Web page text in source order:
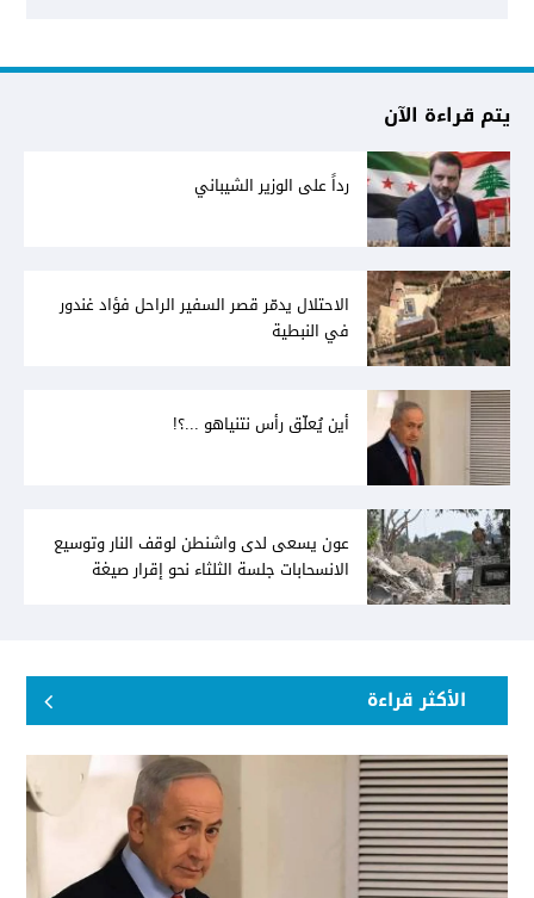
يتم قراءة الآن
رداً على الوزير الشيباني
الاحتلال يدمّر قصر السفير الراحل فؤاد غندور
في النبطية
أين يُعلّق رأس نتنياهو ...؟!
عون يسعى لدى واشنطن لوقف النار وتوسيع
الانسحابات جلسة الثلثاء نحو إقرار صيغة
الأكثر قراءة